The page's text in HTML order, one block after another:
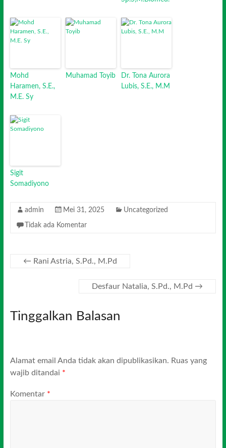
Mohd
Haramen, S.E.,
M.E. Sy
Muhamad Toyib
Dr. Tona Aurora
Lubis, S.E., M.M
Sigit
Somadiyono
admin Mei 31, 2025 Uncategorized
Tidak ada Komentar
← Rani Astria, S.Pd., M.Pd
Desfaur Natalia, S.Pd., M.Pd →
Tinggalkan Balasan
Alamat email Anda tidak akan dipublikasikan. Ruas yang
wajib ditandai *
Komentar *